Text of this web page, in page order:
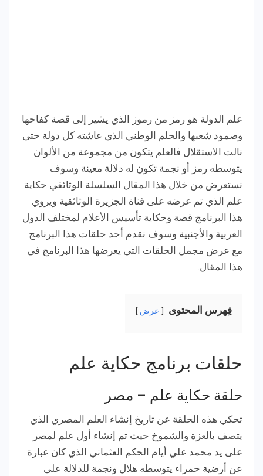
علم الدولة هو رمز من رموز الذي يشير إلى قصة كفاحها
وصمود شعبها والحلم الوطني الذي عاشته كل دولة حتى
نالت الاستقلال فالعلم يتكون من مجموعة من الألوان
يتوسطه رمز أو نجمة تكون له دلالة معينة وسوف
نستعرض من خلال هذا المقال السلسلة الوثائقي حكاية
علم الذي تم عرضه على قناة الجزيرة الوثائقية ويروي
هذا البرنامج قصة وحكاية تأسيس الأعلام لمختلف الدول
العربية والأجنبية وسوف نقدم أحد حلقات هذا البرنامج
مع عرض مجمل الحلقات التي يعرضها هذا البرنامج في
هذا المقال.
فِهرس المحتوى عرض
حلقات برنامج حكاية علم
حلقة حكاية علم – مصر
تحكي هذه الحلقة عن تاريخ إنشاء العلم المصري الذي
يتصف بالعزة والشموخ حيث تم إنشاء أول علم لمصر
على يد محمد علي أيام الحكم العثماني الذي كان عبارة
عن أرضية حمراء يتوسطه هلال ونجمة للدلالة على